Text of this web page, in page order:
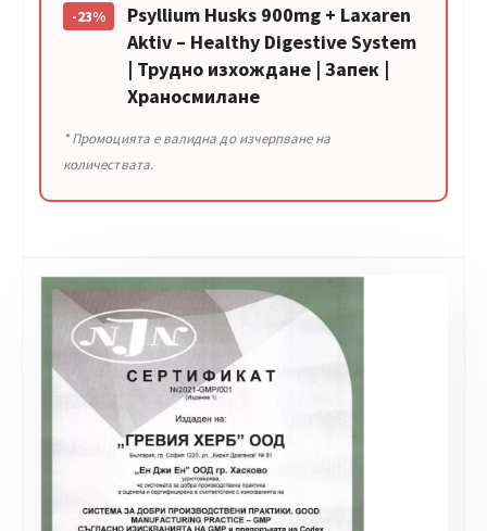
-23%
Psyllium Husks 900mg + Laxaren
Aktiv – Healthy Digestive System
| Трудно изхождане | Запек |
Храносмилане
* Промоцията е валидна до изчерпване на
количествата.